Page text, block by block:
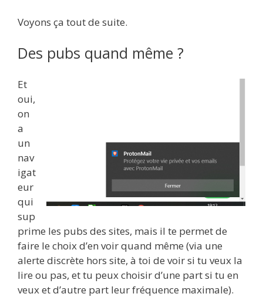
Voyons ça tout de suite.
Des pubs quand même ?
Et
oui,
on
a
un
nav
igat
eur
qui
sup
prime les pubs des sites, mais il te permet de
faire le choix d’en voir quand même (via une
alerte discrète hors site, à toi de voir si tu veux la
lire ou pas, et tu peux choisir d’une part si tu en
veux et d’autre part leur fréquence maximale).